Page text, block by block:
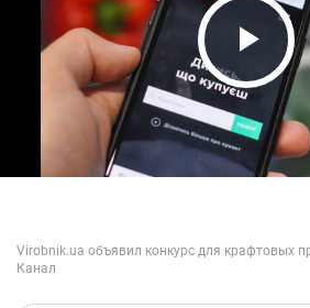
Play